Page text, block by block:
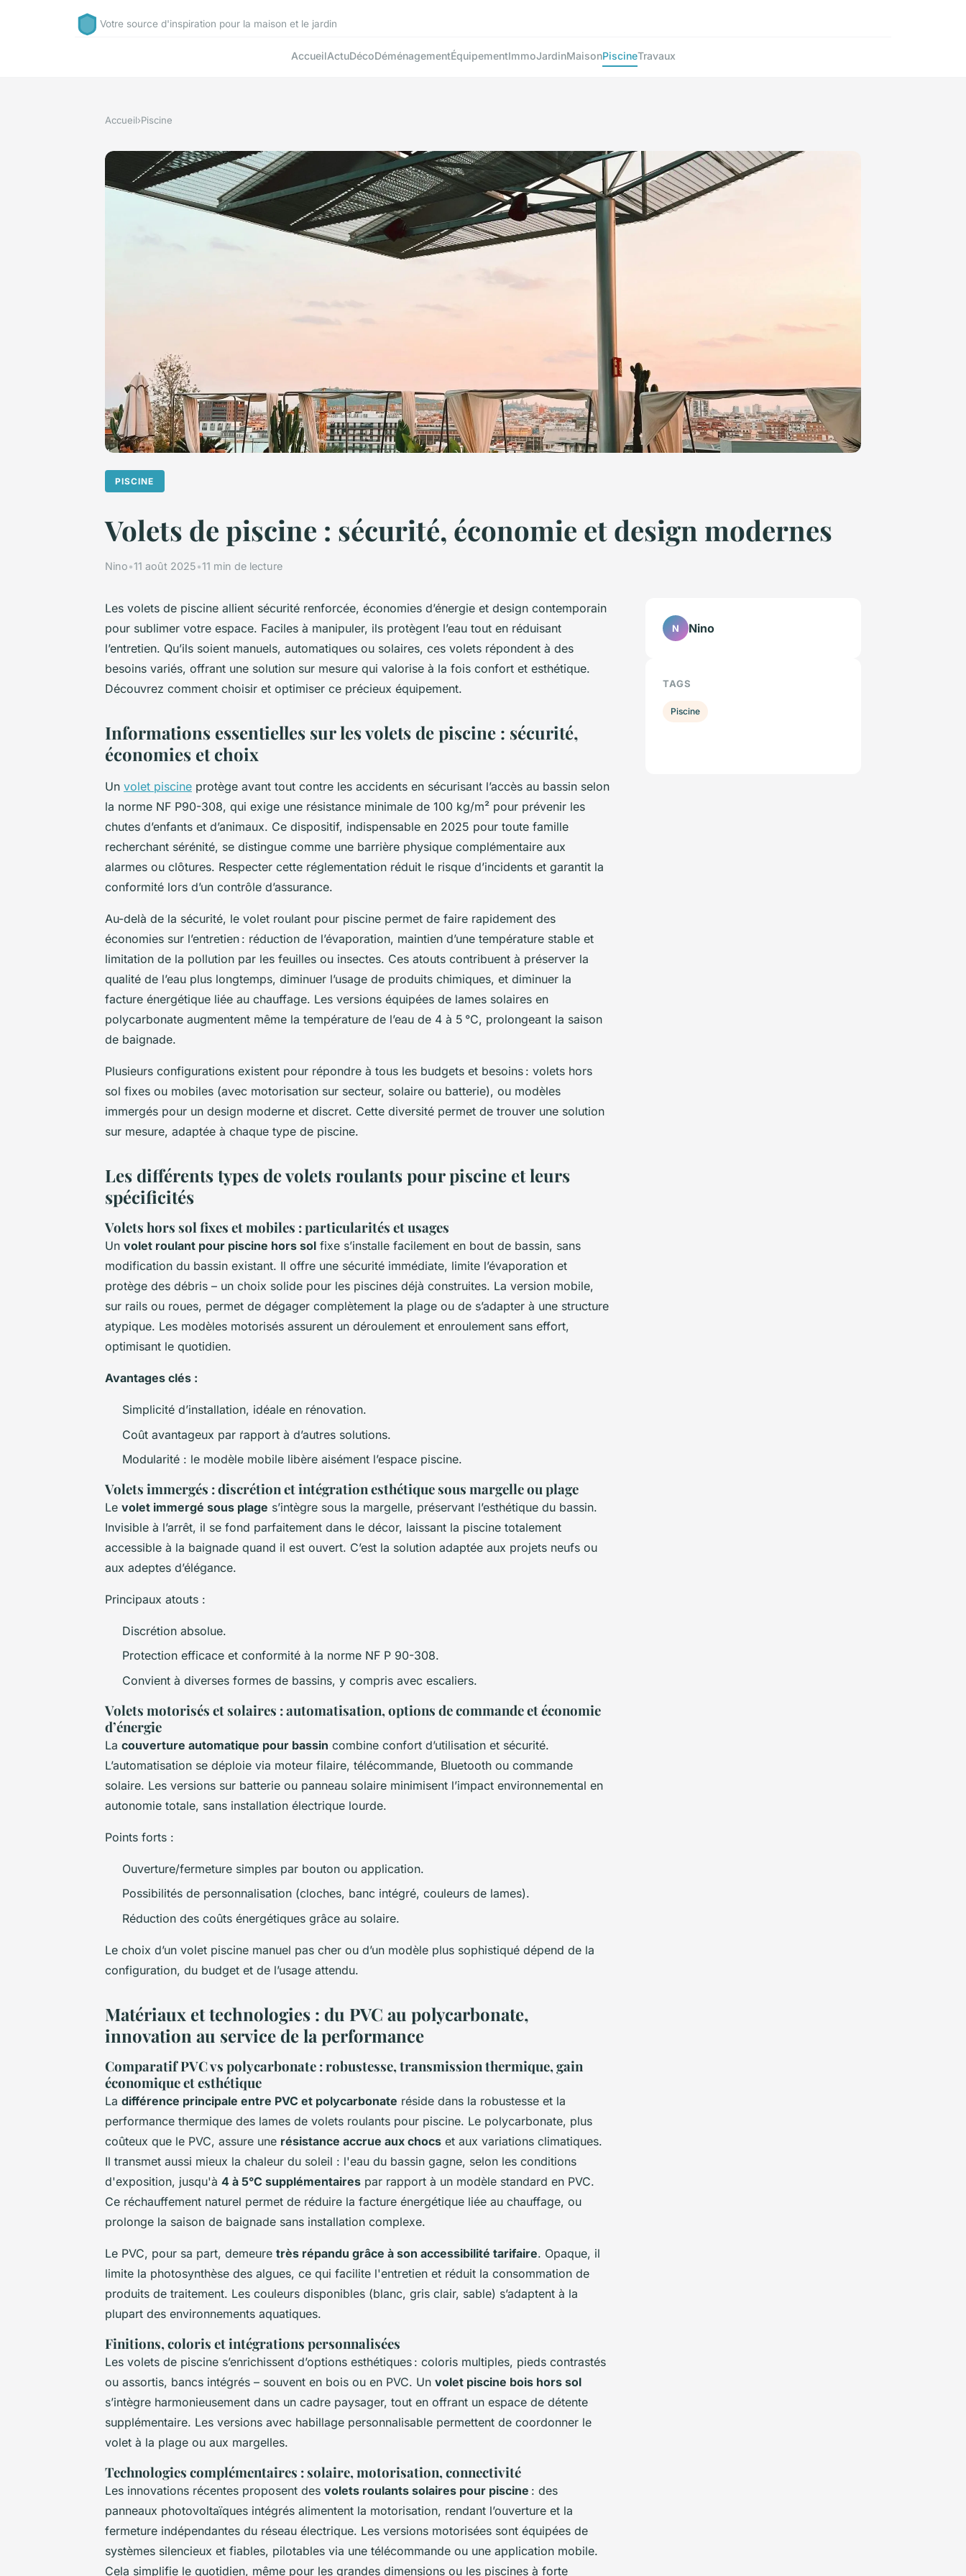
Votre source d'inspiration pour la maison et le jardin
AccueilActuDécoDéménagementÉquipementImmoJardinMaisonPiscineTravaux
Accueil›Piscine
PISCINE
Volets de piscine : sécurité, économie et design modernes
Nino•11 août 2025•11 min de lecture
Les volets de piscine allient sécurité renforcée, économies d’énergie et design contemporain
pour sublimer votre espace. Faciles à manipuler, ils protègent l’eau tout en réduisant
l’entretien. Qu’ils soient manuels, automatiques ou solaires, ces volets répondent à des
besoins variés, offrant une solution sur mesure qui valorise à la fois confort et esthétique.
Découvrez comment choisir et optimiser ce précieux équipement.
Informations essentielles sur les volets de piscine : sécurité,
économies et choix
Un volet piscine protège avant tout contre les accidents en sécurisant l’accès au bassin selon
la norme NF P90-308, qui exige une résistance minimale de 100 kg/m² pour prévenir les
chutes d’enfants et d’animaux. Ce dispositif, indispensable en 2025 pour toute famille
recherchant sérénité, se distingue comme une barrière physique complémentaire aux
alarmes ou clôtures. Respecter cette réglementation réduit le risque d’incidents et garantit la
conformité lors d’un contrôle d’assurance.
Au-delà de la sécurité, le volet roulant pour piscine permet de faire rapidement des
économies sur l’entretien : réduction de l’évaporation, maintien d’une température stable et
limitation de la pollution par les feuilles ou insectes. Ces atouts contribuent à préserver la
qualité de l’eau plus longtemps, diminuer l’usage de produits chimiques, et diminuer la
facture énergétique liée au chauffage. Les versions équipées de lames solaires en
polycarbonate augmentent même la température de l’eau de 4 à 5 °C, prolongeant la saison
de baignade.
Plusieurs configurations existent pour répondre à tous les budgets et besoins : volets hors
sol fixes ou mobiles (avec motorisation sur secteur, solaire ou batterie), ou modèles
immergés pour un design moderne et discret. Cette diversité permet de trouver une solution
sur mesure, adaptée à chaque type de piscine.
Les différents types de volets roulants pour piscine et leurs
spécificités
Volets hors sol fixes et mobiles : particularités et usages
Un volet roulant pour piscine hors sol fixe s’installe facilement en bout de bassin, sans
modification du bassin existant. Il offre une sécurité immédiate, limite l’évaporation et
protège des débris – un choix solide pour les piscines déjà construites. La version mobile,
sur rails ou roues, permet de dégager complètement la plage ou de s’adapter à une structure
atypique. Les modèles motorisés assurent un déroulement et enroulement sans effort,
optimisant le quotidien.
Avantages clés :
Simplicité d’installation, idéale en rénovation.
Coût avantageux par rapport à d’autres solutions.
Modularité : le modèle mobile libère aisément l’espace piscine.
Volets immergés : discrétion et intégration esthétique sous margelle ou plage
Le volet immergé sous plage s’intègre sous la margelle, préservant l’esthétique du bassin.
Invisible à l’arrêt, il se fond parfaitement dans le décor, laissant la piscine totalement
accessible à la baignade quand il est ouvert. C’est la solution adaptée aux projets neufs ou
aux adeptes d’élégance.
Principaux atouts :
Discrétion absolue.
Protection efficace et conformité à la norme NF P 90-308.
Convient à diverses formes de bassins, y compris avec escaliers.
Volets motorisés et solaires : automatisation, options de commande et économie
d’énergie
La couverture automatique pour bassin combine confort d’utilisation et sécurité.
L’automatisation se déploie via moteur filaire, télécommande, Bluetooth ou commande
solaire. Les versions sur batterie ou panneau solaire minimisent l’impact environnemental en
autonomie totale, sans installation électrique lourde.
Points forts :
Ouverture/fermeture simples par bouton ou application.
Possibilités de personnalisation (cloches, banc intégré, couleurs de lames).
Réduction des coûts énergétiques grâce au solaire.
Le choix d’un volet piscine manuel pas cher ou d’un modèle plus sophistiqué dépend de la
configuration, du budget et de l’usage attendu.
Matériaux et technologies : du PVC au polycarbonate,
innovation au service de la performance
Comparatif PVC vs polycarbonate : robustesse, transmission thermique, gain
économique et esthétique
La différence principale entre PVC et polycarbonate réside dans la robustesse et la
performance thermique des lames de volets roulants pour piscine. Le polycarbonate, plus
coûteux que le PVC, assure une résistance accrue aux chocs et aux variations climatiques.
Il transmet aussi mieux la chaleur du soleil : l'eau du bassin gagne, selon les conditions
d'exposition, jusqu'à 4 à 5°C supplémentaires par rapport à un modèle standard en PVC.
Ce réchauffement naturel permet de réduire la facture énergétique liée au chauffage, ou
prolonge la saison de baignade sans installation complexe.
Le PVC, pour sa part, demeure très répandu grâce à son accessibilité tarifaire. Opaque, il
limite la photosynthèse des algues, ce qui facilite l'entretien et réduit la consommation de
produits de traitement. Les couleurs disponibles (blanc, gris clair, sable) s’adaptent à la
plupart des environnements aquatiques.
Finitions, coloris et intégrations personnalisées
Les volets de piscine s’enrichissent d’options esthétiques : coloris multiples, pieds contrastés
ou assortis, bancs intégrés – souvent en bois ou en PVC. Un volet piscine bois hors sol
s’intègre harmonieusement dans un cadre paysager, tout en offrant un espace de détente
supplémentaire. Les versions avec habillage personnalisable permettent de coordonner le
volet à la plage ou aux margelles.
Technologies complémentaires : solaire, motorisation, connectivité
Les innovations récentes proposent des volets roulants solaires pour piscine : des
panneaux photovoltaïques intégrés alimentent la motorisation, rendant l’ouverture et la
fermeture indépendantes du réseau électrique. Les versions motorisées sont équipées de
systèmes silencieux et fiables, pilotables via une télécommande ou une application mobile.
Cela simplifie le quotidien, même pour les grandes dimensions ou les piscines à forte
N Nino
TAGS
Piscine